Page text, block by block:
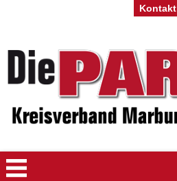
Kontakt